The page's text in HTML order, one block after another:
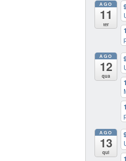
AGO
11
ter
AGO
12
qua
AGO
13
qui